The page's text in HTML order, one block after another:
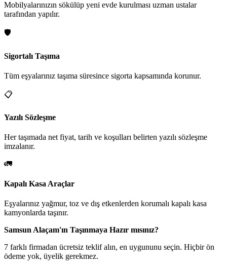
Mobilyalarınızın sökülüp yeni evde kurulması uzman ustalar
tarafından yapılır.
🛡️
Sigortalı Taşıma
Tüm eşyalarınız taşıma süresince sigorta kapsamında korunur.
📋
Yazılı Sözleşme
Her taşımada net fiyat, tarih ve koşulları belirten yazılı sözleşme
imzalanır.
🚛
Kapalı Kasa Araçlar
Eşyalarınız yağmur, toz ve dış etkenlerden korumalı kapalı kasa
kamyonlarda taşınır.
Samsun Alaçam'ın Taşınmaya Hazır mısınız?
7 farklı firmadan ücretsiz teklif alın, en uygununu seçin. Hiçbir ön
ödeme yok, üyelik gerekmez.